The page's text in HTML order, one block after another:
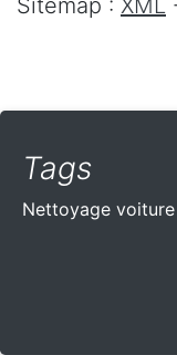
Sitemap : XML
Tags
Nettoyage